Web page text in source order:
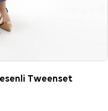
Tweenset